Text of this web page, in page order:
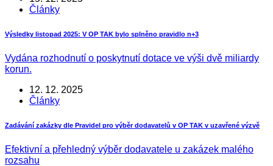
Články
Výsledky listopad 2025: V OP TAK bylo splněno pravidlo n+3
Vydána rozhodnutí o poskytnutí dotace ve výši dvě miliardy
korun.
12. 12. 2025
Články
Zadávání zakázky dle Pravidel pro výběr dodavatelů v OP TAK v uzavřené výzvě
Efektivní a přehledný výběr dodavatele u zakázek malého
rozsahu